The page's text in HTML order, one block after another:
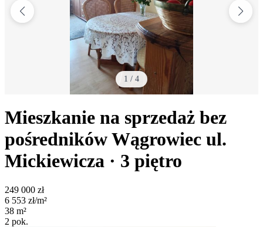
1 / 4
Mieszkanie na sprzedaż bez
pośrednikówWągrowiec ul.
Mickiewicza · 3 piętro
249 000 zł
6 553 zł/m²
38 m²
2 pok.